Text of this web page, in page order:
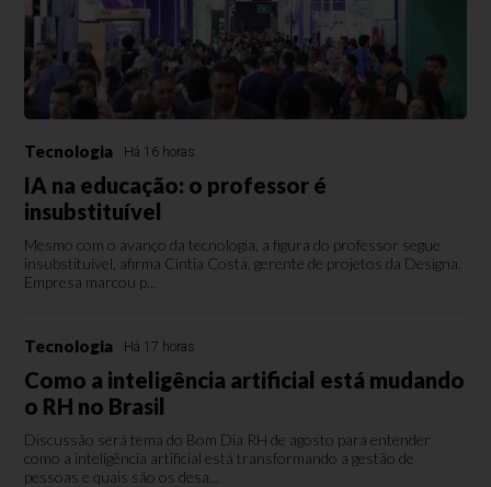
Tecnologia Há 16 horas
IA na educação: o professor é
insubstituível
Mesmo com o avanço da tecnologia, a figura do professor segue
insubstituível, afirma Cíntia Costa, gerente de projetos da Designa.
Empresa marcou p...
Tecnologia Há 17 horas
Como a inteligência artificial está mudando
o RH no Brasil
Discussão será tema do Bom Dia RH de agosto para entender
como a inteligência artificial está transformando a gestão de
pessoas e quais são os desa...